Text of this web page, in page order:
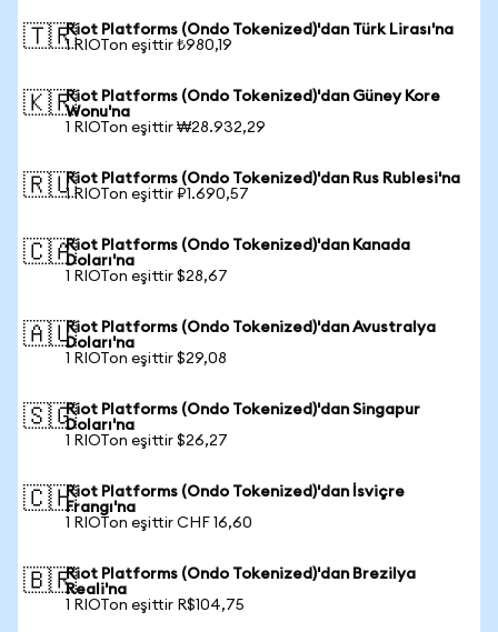
🇹🇷Riot Platforms (Ondo Tokenized)'dan Türk Lirası'na
1 RIOTon eşittir ₺980,19
🇰🇷Riot Platforms (Ondo Tokenized)'dan Güney Kore
Wonu'na
1 RIOTon eşittir ₩28.932,29
🇷🇺Riot Platforms (Ondo Tokenized)'dan Rus Rublesi'na
1 RIOTon eşittir ₽1.690,57
🇨🇦Riot Platforms (Ondo Tokenized)'dan Kanada
Doları'na
1 RIOTon eşittir $28,67
🇦🇺Riot Platforms (Ondo Tokenized)'dan Avustralya
Doları'na
1 RIOTon eşittir $29,08
🇸🇬Riot Platforms (Ondo Tokenized)'dan Singapur
Doları'na
1 RIOTon eşittir $26,27
🇨🇭Riot Platforms (Ondo Tokenized)'dan İsviçre
Frangı'na
1 RIOTon eşittir CHF 16,60
🇧🇷Riot Platforms (Ondo Tokenized)'dan Brezilya
Reali'na
1 RIOTon eşittir R$104,75